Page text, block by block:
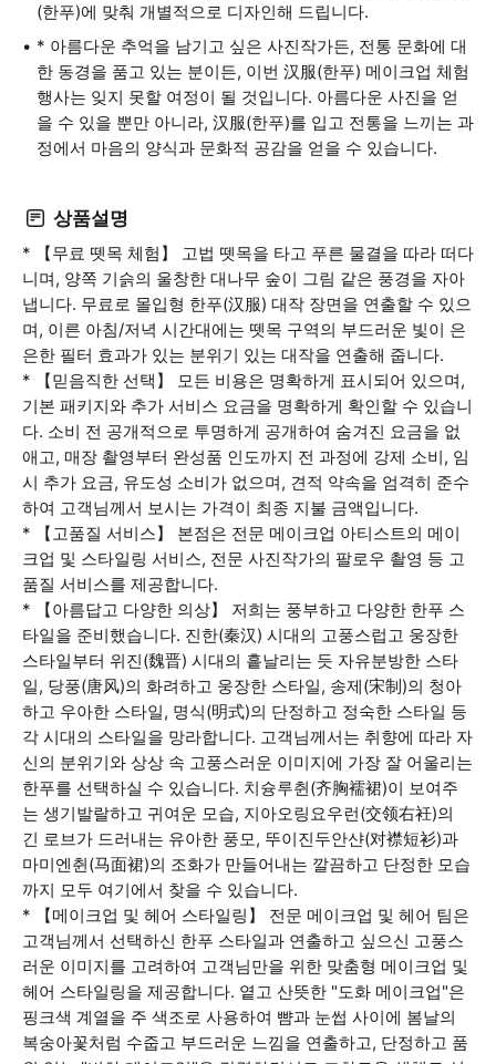
(한푸)에 맞춰 개별적으로 디자인해 드립니다.
* 아름다운 추억을 남기고 싶은 사진작가든, 전통 문화에 대
한 동경을 품고 있는 분이든, 이번 汉服(한푸) 메이크업 체험
행사는 잊지 못할 여정이 될 것입니다. 아름다운 사진을 얻
을 수 있을 뿐만 아니라, 汉服(한푸)를 입고 전통을 느끼는 과
정에서 마음의 양식과 문화적 공감을 얻을 수 있습니다.
상품설명
* 【무료 뗏목 체험】 고법 뗏목을 타고 푸른 물결을 따라 떠다
니며, 양쪽 기슭의 울창한 대나무 숲이 그림 같은 풍경을 자아
냅니다. 무료로 몰입형 한푸(汉服) 대작 장면을 연출할 수 있으
며, 이른 아침/저녁 시간대에는 뗏목 구역의 부드러운 빛이 은
은한 필터 효과가 있는 분위기 있는 대작을 연출해 줍니다.
* 【믿음직한 선택】 모든 비용은 명확하게 표시되어 있으며,
기본 패키지와 추가 서비스 요금을 명확하게 확인할 수 있습니
다. 소비 전 공개적으로 투명하게 공개하여 숨겨진 요금을 없
애고, 매장 촬영부터 완성품 인도까지 전 과정에 강제 소비, 임
시 추가 요금, 유도성 소비가 없으며, 견적 약속을 엄격히 준수
하여 고객님께서 보시는 가격이 최종 지불 금액입니다.
* 【고품질 서비스】 본점은 전문 메이크업 아티스트의 메이
크업 및 스타일링 서비스, 전문 사진작가의 팔로우 촬영 등 고
품질 서비스를 제공합니다.
* 【아름답고 다양한 의상】 저희는 풍부하고 다양한 한푸 스
타일을 준비했습니다. 진한(秦汉) 시대의 고풍스럽고 웅장한
스타일부터 위진(魏晋) 시대의 흩날리는 듯 자유분방한 스타
일, 당풍(唐风)의 화려하고 웅장한 스타일, 송제(宋制)의 청아
하고 우아한 스타일, 명식(明式)의 단정하고 정숙한 스타일 등
각 시대의 스타일을 망라합니다. 고객님께서는 취향에 따라 자
신의 분위기와 상상 속 고풍스러운 이미지에 가장 잘 어울리는
한푸를 선택하실 수 있습니다. 치슝루췬(齐胸襦裙)이 보여주
는 생기발랄하고 귀여운 모습, 지아오링요우런(交领右衽)의
긴 로브가 드러내는 유아한 풍모, 뚜이진두안샨(对襟短衫)과
마미엔췬(马面裙)의 조화가 만들어내는 깔끔하고 단정한 모습
까지 모두 여기에서 찾을 수 있습니다.
* 【메이크업 및 헤어 스타일링】 전문 메이크업 및 헤어 팀은
고객님께서 선택하신 한푸 스타일과 연출하고 싶으신 고풍스
러운 이미지를 고려하여 고객님만을 위한 맞춤형 메이크업 및
헤어 스타일링을 제공합니다. 옅고 산뜻한 "도화 메이크업"은
핑크색 계열을 주 색조로 사용하여 뺨과 눈썹 사이에 봄날의
복숭아꽃처럼 수줍고 부드러운 느낌을 연출하고, 단정하고 품